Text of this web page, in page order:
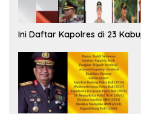
Ini Daftar Kapolres di 23